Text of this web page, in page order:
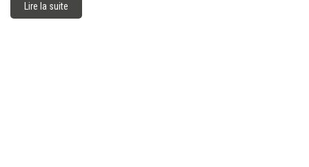
Lire la suite